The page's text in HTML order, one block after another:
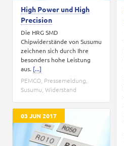
High Power und High
Precision
Die HRG SMD
Chipwiderstände von Susumu
zeichnen sich durch Ihre
besonders hohe Leistung
aus. [...]
PEMCO Pressemeldung
Susumu Widerstand
03 JUN 2017